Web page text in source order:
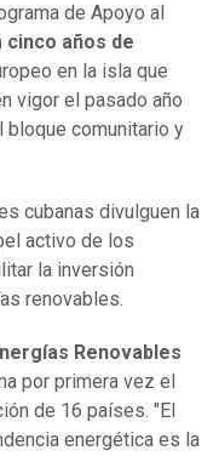
de Apoyo al
cinco años de
en la isla que
vigor el pasado año
bloque comunitario y
cubanas divulguen la
activo de los
la inversión
renovables.
Renovables
por primera vez el
de 16 países. "El
energética es la